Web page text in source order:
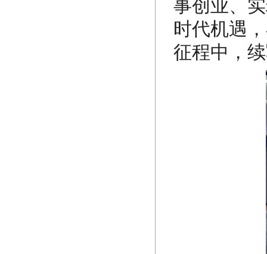
事创业、
时代机遇
征程中，